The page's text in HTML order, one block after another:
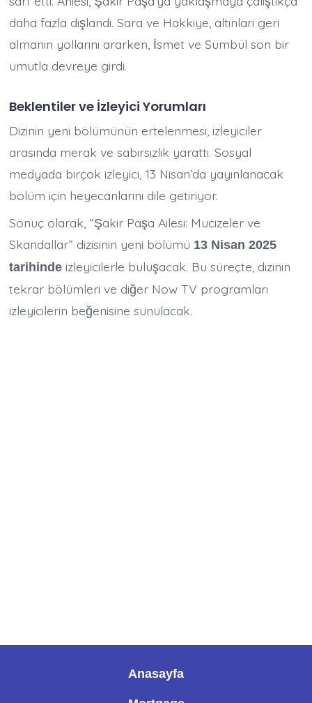
daha fazla dışlandı. Sara ve Hakkiye, altınları geri
almanın yollarını ararken, İsmet ve Sümbül son bir
umutla devreye girdi. ​
Beklentiler ve İzleyici Yorumları
Dizinin yeni bölümünün ertelenmesi, izleyiciler
arasında merak ve sabırsızlık yarattı. Sosyal
medyada birçok izleyici, 13 Nisan’da yayınlanacak
bölüm için heyecanlarını dile getiriyor.​
Sonuç olarak, “Şakir Paşa Ailesi: Mucizeler ve
Skandallar” dizisinin yeni bölümü 13 Nisan 2025
tarihinde izleyicilerle buluşacak. Bu süreçte, dizinin
tekrar bölümleri ve diğer Now TV programları
izleyicilerin beğenisine sunulacak.
Anasayfa